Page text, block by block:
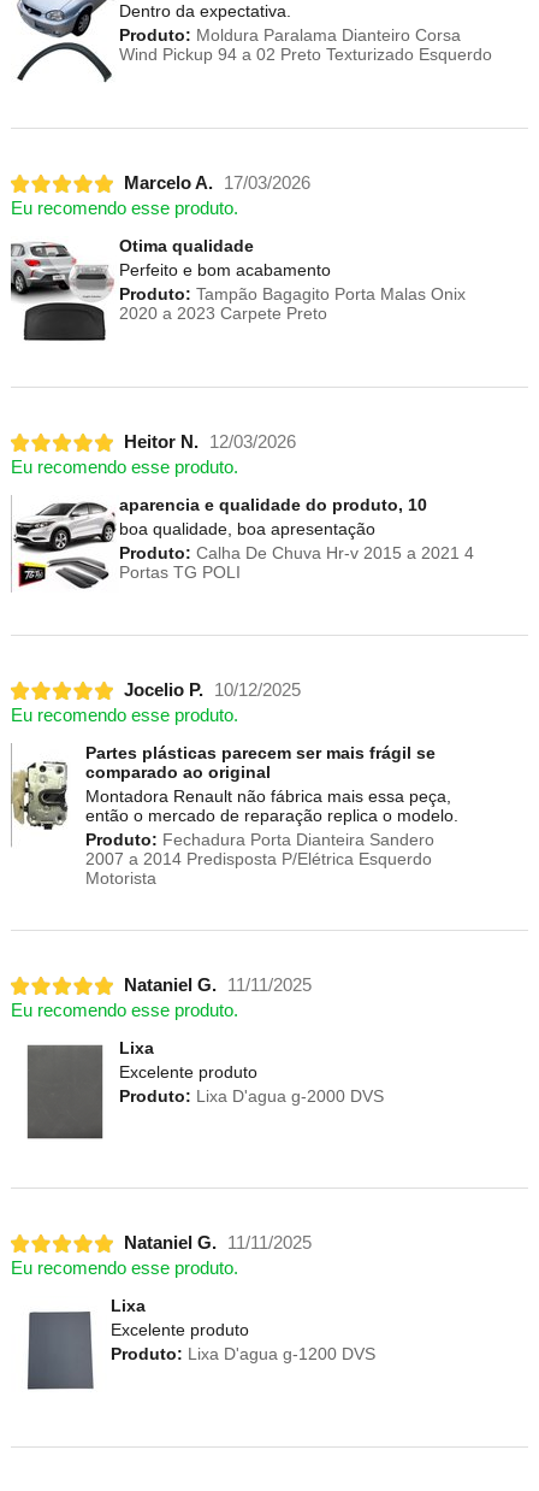
Dentro da expectativa.
Produto: Moldura Paralama Dianteiro Corsa
Wind Pickup 94 a 02 Preto Texturizado Esquerdo
Marcelo A.
17/03/2026
Eu recomendo esse produto.
Otima qualidade
Perfeito e bom acabamento
Produto: Tampão Bagagito Porta Malas Onix
2020 a 2023 Carpete Preto
Heitor N.
12/03/2026
Eu recomendo esse produto.
aparencia e qualidade do produto, 10
boa qualidade, boa apresentação
Produto: Calha De Chuva Hr-v 2015 a 2021 4
Portas TG POLI
Jocelio P.
10/12/2025
Eu recomendo esse produto.
Partes plásticas parecem ser mais frágil se
comparado ao original
Montadora Renault não fábrica mais essa peça,
então o mercado de reparação replica o modelo.
Produto: Fechadura Porta Dianteira Sandero
2007 a 2014 Predisposta P/Elétrica Esquerdo
Motorista
Nataniel G.
11/11/2025
Eu recomendo esse produto.
Lixa
Excelente produto
Produto: Lixa D'agua g-2000 DVS
Nataniel G.
11/11/2025
Eu recomendo esse produto.
Lixa
Excelente produto
Produto: Lixa D'agua g-1200 DVS